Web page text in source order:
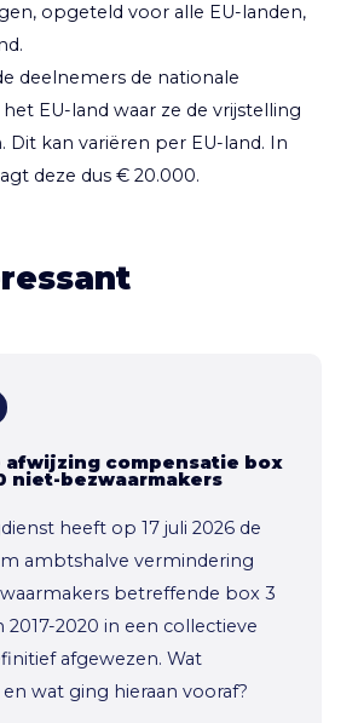
opgeteld voor alle EU-landen,
deelnemers de nationale
EU-land waar ze de vrijstelling
Dit kan variëren per EU-land. In
deze dus € 20.000.
afwijzing compensatie box
niet-bezwaarmakers
heeft op 17 juli 2026 de
ambtshalve vermindering
betreffende box 3
2017-2020 in een collectieve
afgewezen. Wat
wat ging hieraan vooraf?